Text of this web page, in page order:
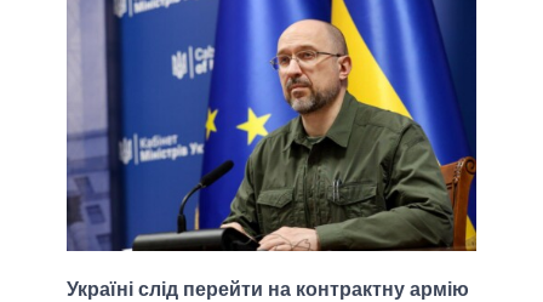
Україні слід перейти на контрактну армію